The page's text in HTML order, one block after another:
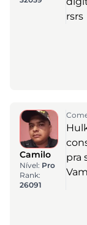
rsrs
Camilo
Nível: Pro
Rank:
26091
pra